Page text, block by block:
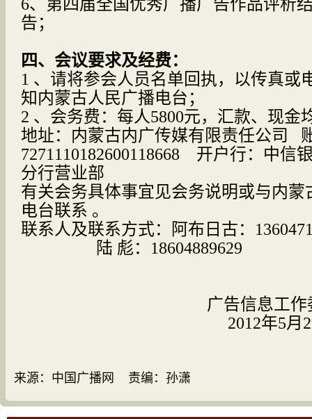
6、第四届全国优秀广播广告作品评析
告；
四、会议要求及经费：
1 、请将参会人员名单回执，以传真或
知内蒙古人民广播电台；
2 、会务费：每人5800元，汇款、现金
地址：内蒙古内广传媒有限责任公司
7271110182600118668
开户行：中信
分行营业部
有关会务具体事宜见会务说明或与内蒙
电台联系 。
联系人及联系方式：阿布日古：
陆 彪： 18604889629
广告信息工作
2012年5月
来源：中国广播网 责编：孙潇